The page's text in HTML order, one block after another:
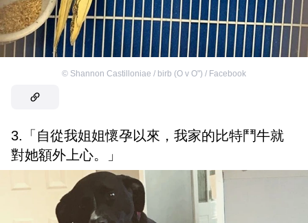
© Shannon Castilloniae / birb (O v O") / Facebook
3.「自從我姐姐懷孕以來，我家的比特鬥牛就
對她額外上心。」